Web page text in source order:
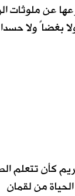
عن ملوثات
بغضاً ولا
كأن تتعلم
من لقمان